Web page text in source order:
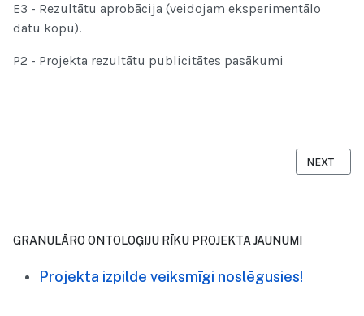
E3 - Rezultātu aprobācija (veidojam eksperimentālo
datu kopu).
P2 - Projekta rezultātu publicitātes pasākumi
NEXT
NEXT
GRANULĀRO ONTOLOĢIJU RĪKU PROJEKTA JAUNUMI
Projekta izpilde veiksmīgi noslēgusies!